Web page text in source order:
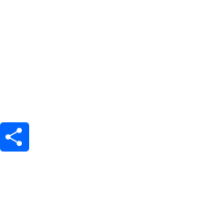
Email